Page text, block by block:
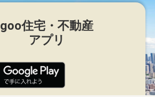
goo住宅・不動産
アプリ